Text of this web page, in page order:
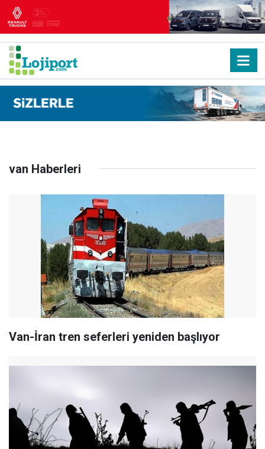
van Haberleri
Van-İran tren seferleri yeniden başlıyor